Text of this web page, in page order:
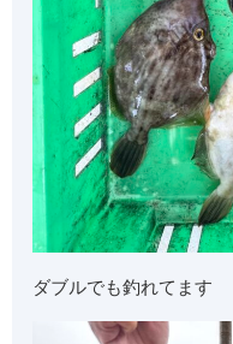
ダブルでも釣れてます